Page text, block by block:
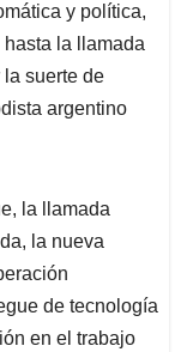
y política,
la llamada
la suerte de
argentino
la llamada
la nueva
de tecnología
en el trabajo